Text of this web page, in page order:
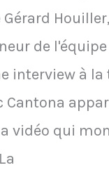
Houiller,
de l'équipe
interview à la
Cantona
vidéo qui